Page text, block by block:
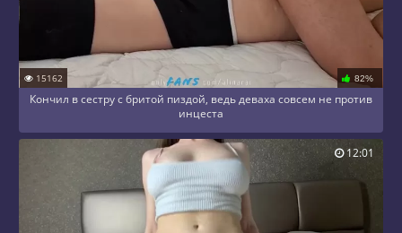
15162 82%
Кончил в сестру с бритой пиздой, ведь деваха совсем не против
инцеста
12:01